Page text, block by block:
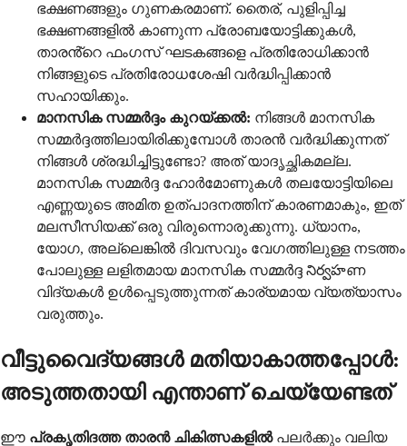
ഭക്ഷണങ്ങളും ഗുണകരമാണ്. തൈര്, പുളിപ്പിച്ച
ഭക്ഷണങ്ങളിൽ കാണുന്ന പ്രോബയോട്ടിക്കുകൾ,
താരൻ്റെ ഫംഗസ് ഘടകങ്ങളെ പ്രതിരോധിക്കാൻ
നിങ്ങളുടെ പ്രതിരോധശേഷി വർദ്ധിപ്പിക്കാൻ
സഹായിക്കും.
മാനസിക സമ്മർദ്ദം കുറയ്ക്കൽ: നിങ്ങൾ മാനസിക
സമ്മർദ്ദത്തിലായിരിക്കുമ്പോൾ താരൻ വർദ്ധിക്കുന്നത്
നിങ്ങൾ ശ്രദ്ധിച്ചിട്ടുണ്ടോ? അത് യാദൃച്ഛികമല്ല.
മാനസിക സമ്മർദ്ദ ഹോർമോണുകൾ തലയോട്ടിയിലെ
എണ്ണയുടെ അമിത ഉത്പാദനത്തിന് കാരണമാകും, ഇത്
മലസീസിയക്ക് ഒരു വിരുന്നൊരുക്കുന്നു. ധ്യാനം,
യോഗ, അല്ലെങ്കിൽ ദിവസവും വേഗത്തിലുള്ള നടത്തം
പോലുള്ള ലളിതമായ മാനസിക സമ്മർദ്ദ నిర్వహണ
വിദ്യകൾ ഉൾപ്പെടുത്തുന്നത് കാര്യമായ വ്യത്യാസം
വരുത്തും.
വീട്ടുവൈദ്യങ്ങൾ മതിയാകാത്തപ്പോൾ:
അടുത്തതായി എന്താണ് ചെയ്യേണ്ടത്
ഈ പ്രകൃതിദത്ത താരൻ ചികിത്സകളിൽപലർക്കും വലിയ